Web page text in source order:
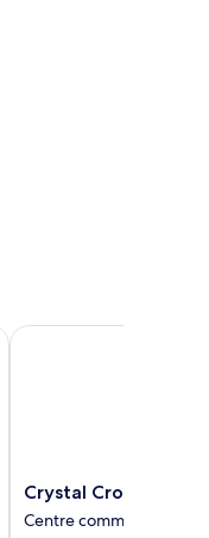
Crystal
Crown
Hotel
Crystal Crown Hotel
Centre commercial et
Crystal Crown Hotel